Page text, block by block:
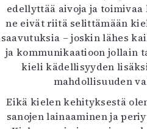
edellyttää aivoja ja
ne eivät riitä selittämään
saavutuksia – joskin lähes
ja kommunikaatioon jollain
kieli kädellisyyden
mahdollisuuden
Eikä kielen kehityksestä
sanojen lainaaminen ja